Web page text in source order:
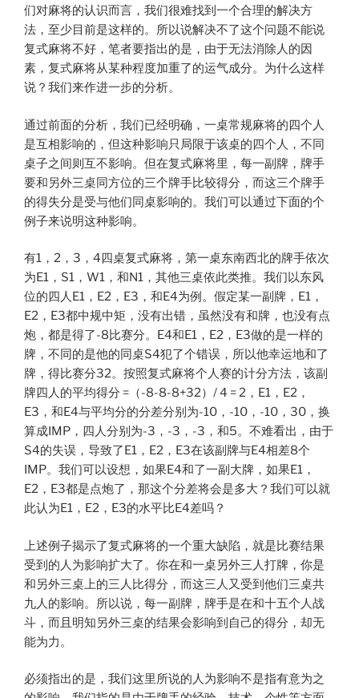
们对麻将的认识而言，我们很难找到一个合理的解决方
法，至少目前是这样的。所以说解决不了这个问题不能说
复式麻将不好，笔者要指出的是，由于无法消除人的因
素，复式麻将从某种程度加重了的运气成分。为什么这样
说？我们来作进一步的分析。
通过前面的分析，我们已经明确，一桌常规麻将的四个人
是互相影响的，但这种影响只局限于该桌的四个人，不同
桌子之间则互不影响。但在复式麻将里，每一副牌，牌手
要和另外三桌同方位的三个牌手比较得分，而这三个牌手
的得失分是受与他们同桌影响的。我们可以通过下面的个
例子来说明这种影响。
有1，2，3，4四桌复式麻将，第一桌东南西北的牌手依次
为E1，S1，W1，和N1，其他三桌依此类推。我们以东风
位的四人E1，E2，E3，和E4为例。假定某一副牌，E1，
E2，E3都中规中矩，没有出错，虽然没有和牌，也没有点
炮，都是得了-8比赛分。E4和E1，E2，E3做的是一样的
牌，不同的是他的同桌S4犯了个错误，所以他幸运地和了
牌，得比赛分32。按照复式麻将个人赛的计分方法，该副
牌四人的平均得分 =（-8-8-8+32）/ 4 = 2，E1，E2，
E3，和E4与平均分的分差分别为-10，-10，-10，30，换
算成IMP，四人分别为-3，-3，-3，和5。不难看出，由于
S4的失误，导致了E1，E2，E3在该副牌与E4相差8个
IMP。我们可以设想，如果E4和了一副大牌，如果E1，
E2，E3都是点炮了，那这个分差将会是多大？我们可以就
此认为E1，E2，E3的水平比E4差吗？
上述例子揭示了复式麻将的一个重大缺陷，就是比赛结果
受到的人为影响扩大了。你在和一桌另外三人打牌，你是
和另外三桌上的三人比得分，而这三人又受到他们三桌共
九人的影响。所以说，每一副牌，牌手是在和十五个人战
斗，而且明知另外三桌的结果会影响到自己的得分，却无
能为力。
必须指出的是，我们这里所说的人为影响不是指有意为之